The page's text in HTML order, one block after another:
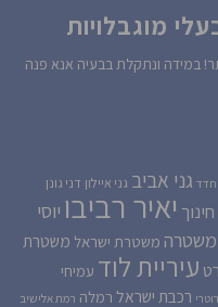
מוגבלויות
במידה ונתקלת בבעיה אנא פנה
חדד גני אביב גני איילון דני גונן
חינוך יאיר רביבו יוסי
משטרה משטרת ישראל משטרת
עיריית לוד עמיחי
רוטרי רכבת ישראל רמלה רמת אלישיב